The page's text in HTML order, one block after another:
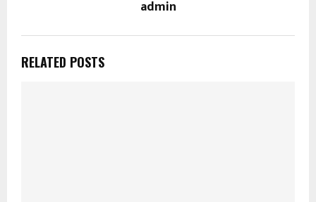
admin
RELATED POSTS